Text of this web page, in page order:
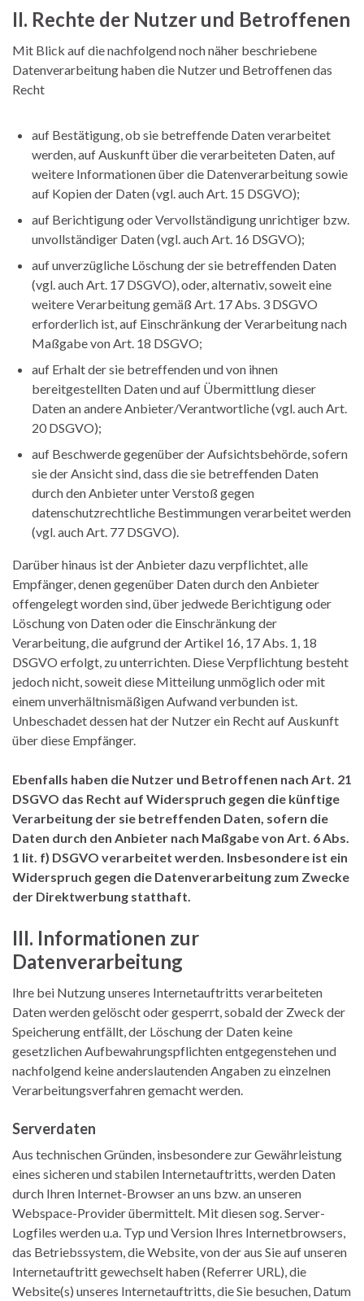
II. Rechte der Nutzer und Betroffenen
Mit Blick auf die nachfolgend noch näher beschriebene
Datenverarbeitung haben die Nutzer und Betroffenen das
Recht
auf Bestätigung, ob sie betreffende Daten verarbeitet
werden, auf Auskunft über die verarbeiteten Daten, auf
weitere Informationen über die Datenverarbeitung sowie
auf Kopien der Daten (vgl. auch Art. 15 DSGVO);
auf Berichtigung oder Vervollständigung unrichtiger bzw.
unvollständiger Daten (vgl. auch Art. 16 DSGVO);
auf unverzügliche Löschung der sie betreffenden Daten
(vgl. auch Art. 17 DSGVO), oder, alternativ, soweit eine
weitere Verarbeitung gemäß Art. 17 Abs. 3 DSGVO
erforderlich ist, auf Einschränkung der Verarbeitung nach
Maßgabe von Art. 18 DSGVO;
auf Erhalt der sie betreffenden und von ihnen
bereitgestellten Daten und auf Übermittlung dieser
Daten an andere Anbieter/Verantwortliche (vgl. auch Art.
20 DSGVO);
auf Beschwerde gegenüber der Aufsichtsbehörde, sofern
sie der Ansicht sind, dass die sie betreffenden Daten
durch den Anbieter unter Verstoß gegen
datenschutzrechtliche Bestimmungen verarbeitet werden
(vgl. auch Art. 77 DSGVO).
Darüber hinaus ist der Anbieter dazu verpflichtet, alle
Empfänger, denen gegenüber Daten durch den Anbieter
offengelegt worden sind, über jedwede Berichtigung oder
Löschung von Daten oder die Einschränkung der
Verarbeitung, die aufgrund der Artikel 16, 17 Abs. 1, 18
DSGVO erfolgt, zu unterrichten. Diese Verpflichtung besteht
jedoch nicht, soweit diese Mitteilung unmöglich oder mit
einem unverhältnismäßigen Aufwand verbunden ist.
Unbeschadet dessen hat der Nutzer ein Recht auf Auskunft
über diese Empfänger.
Ebenfalls haben die Nutzer und Betroffenen nach Art. 21
DSGVO das Recht auf Widerspruch gegen die künftige
Verarbeitung der sie betreffenden Daten, sofern die
Daten durch den Anbieter nach Maßgabe von Art. 6 Abs.
1 lit. f) DSGVO verarbeitet werden. Insbesondere ist ein
Widerspruch gegen die Datenverarbeitung zum Zwecke
der Direktwerbung statthaft.
III. Informationen zur
Datenverarbeitung
Ihre bei Nutzung unseres Internetauftritts verarbeiteten
Daten werden gelöscht oder gesperrt, sobald der Zweck der
Speicherung entfällt, der Löschung der Daten keine
gesetzlichen Aufbewahrungspflichten entgegenstehen und
nachfolgend keine anderslautenden Angaben zu einzelnen
Verarbeitungsverfahren gemacht werden.
Serverdaten
Aus technischen Gründen, insbesondere zur Gewährleistung
eines sicheren und stabilen Internetauftritts, werden Daten
durch Ihren Internet-Browser an uns bzw. an unseren
Webspace-Provider übermittelt. Mit diesen sog. Server-
Logfiles werden u.a. Typ und Version Ihres Internetbrowsers,
das Betriebssystem, die Website, von der aus Sie auf unseren
Internetauftritt gewechselt haben (Referrer URL), die
Website(s) unseres Internetauftritts, die Sie besuchen, Datum